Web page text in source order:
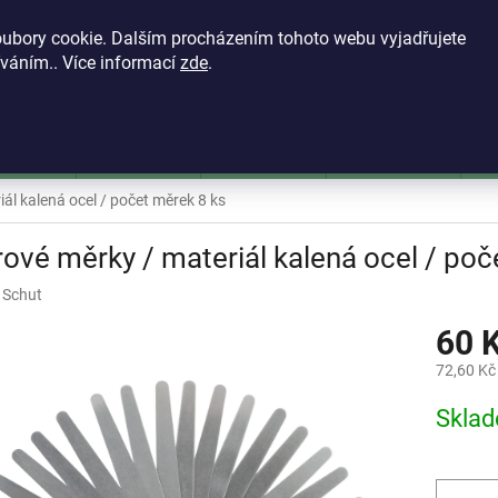
cookie. Dalším procházením tohoto webu vyjadřujete
Více informací zde.
kalená ocel / počet měrek 8 ks
měrky / materiál kalená ocel /
Schut
60
72,60
cena: